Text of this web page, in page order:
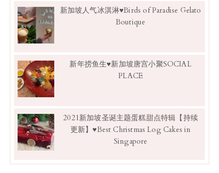
新加坡人气冰淇淋♥Birds of Paradise Gelato
Boutique
新年捞鱼生♥新加坡唐宫小聚SOCIAL
PLACE
2021新加坡圣诞主题蛋糕甜点特辑【持续
更新】♥Best Christmas Log Cakes in
Singapore